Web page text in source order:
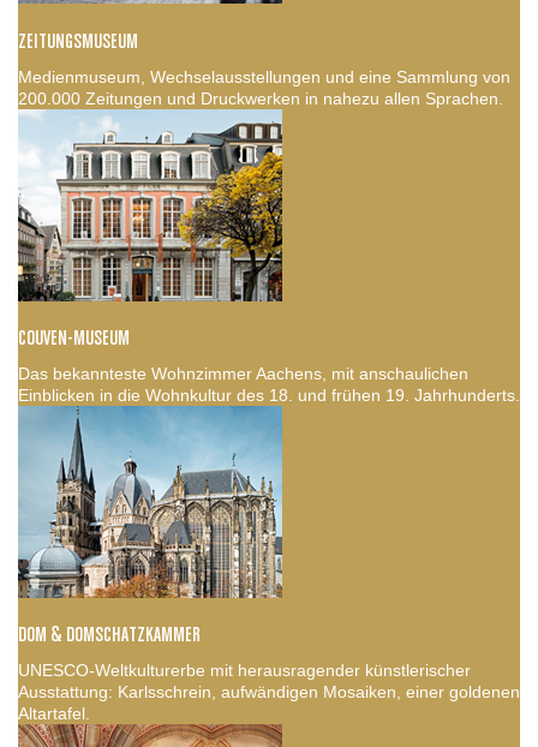
ZEITUNGSMUSEUM
Medienmuseum, Wechselausstellungen und eine Sammlung von
200.000 Zeitungen und Druckwerken in nahezu allen Sprachen.
COUVEN-MUSEUM
Das bekannteste Wohnzimmer Aachens, mit anschaulichen
Einblicken in die Wohnkultur des 18. und frühen 19. Jahrhunderts.
DOM & DOMSCHATZKAMMER
UNESCO-Weltkulturerbe mit herausragender künstlerischer
Ausstattung: Karlsschrein, aufwändigen Mosaiken, einer goldenen
Altartafel.